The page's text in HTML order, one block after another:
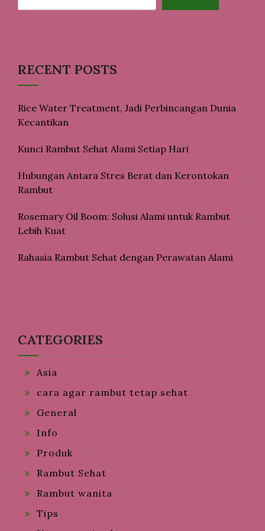
RECENT POSTS
Rice Water Treatment, Jadi Perbincangan Dunia
Kecantikan
Kunci Rambut Sehat Alami Setiap Hari
Hubungan Antara Stres Berat dan Kerontokan
Rambut
Rosemary Oil Boom: Solusi Alami untuk Rambut
Lebih Kuat
Rahasia Rambut Sehat dengan Perawatan Alami
CATEGORIES
Asia
cara agar rambut tetap sehat
General
Info
Produk
Rambut Sehat
Rambut wanita
Tips